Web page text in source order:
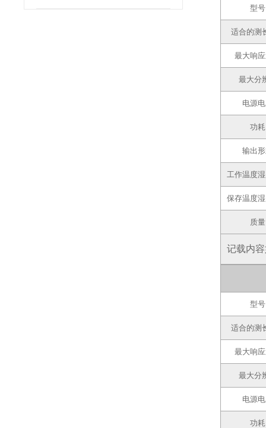
记载内
型号
适合的测
最大响
最大分
电源
功耗
输出
工作温度
保存温度
质量
型号
适合的测
最大响
最大分
电源
功耗